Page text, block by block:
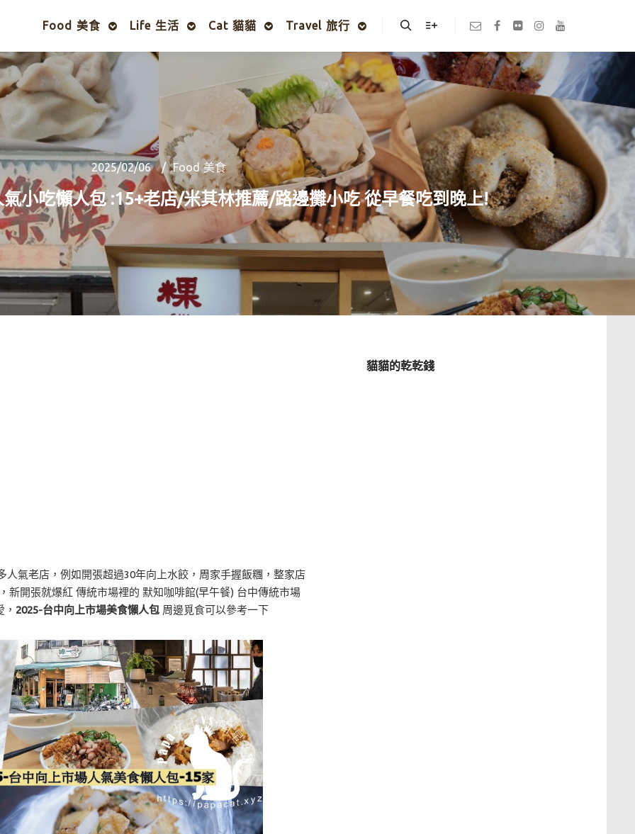
Food 美食 Life 生活 Cat 貓貓 Travel 旅行
2025/02/06 Food 美食
小吃懶人包 :15+老店/米其林推薦/路邊攤小吃 從早餐吃到晚上!
人氣老店，例如開張超過30年向上水餃，周家手握飯糰，整家店
開張就爆紅 傳統市場裡的 默知咖啡館(早午餐) 台中傳統市場
2025-台中向上市場美食懶人包 周邊覓食可以參考一下
貓貓的乾乾錢